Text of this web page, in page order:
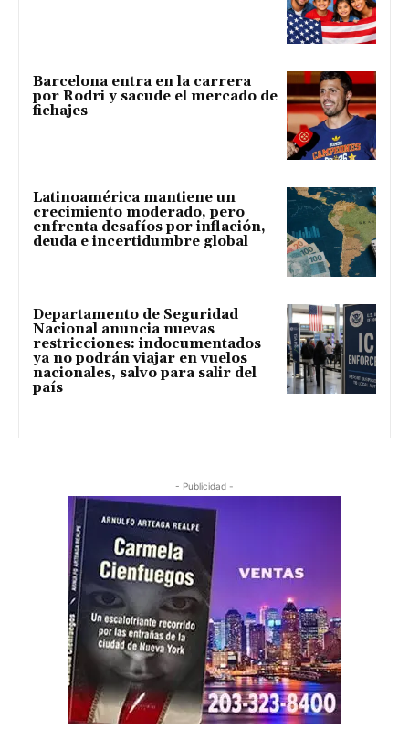
Barcelona entra en la carrera
por Rodri y sacude el mercado de
fichajes
Latinoamérica mantiene un
crecimiento moderado, pero
enfrenta desafíos por inflación,
deuda e incertidumbre global
Departamento de Seguridad
Nacional anuncia nuevas
restricciones: indocumentados
ya no podrán viajar en vuelos
nacionales, salvo para salir del
país
- Publicidad -